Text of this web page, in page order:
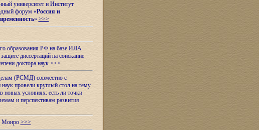
университет и Институт
форум «Россия и
» >>>
образования РФ на базе ИЛА
диссертаций на соискание
доктора наук >>>
(РСМД) совместно с
провели круглый стол на тему
новых условиях: есть ли точки
и перспективам развития
Монро>>>